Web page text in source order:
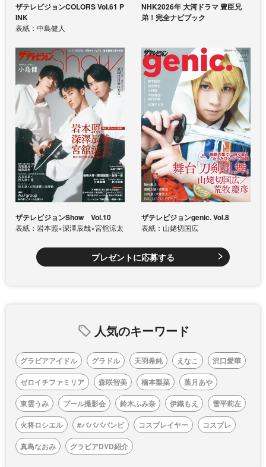
ザテレビジョンCOLORS Vol.61 P
INK
表紙：中島健人
NHK2026年 大河ドラマ 豊臣兄
弟！完全ナビブック
ザテレビジョンShow Vol.10
表紙：岩本照×深澤辰哉×宮舘涼太
ザテレビジョンgenic. Vol.8
表紙：山姥切国広
プレゼントに応募する
人気のキーワード
グラビアアイドル グラドル 天羽希純 えなこ
沢口愛華
ゼロイチファミリア
森咲智美 橋本梨菜
葉月あや
東雲うみ
プール撮影会 鈴木ふみ奈 伊織もえ
雪平莉左
火将ロシエル
#ババババンビ コスプレイヤー
コスプレ
真島なおみ
グラビアDVD紹介